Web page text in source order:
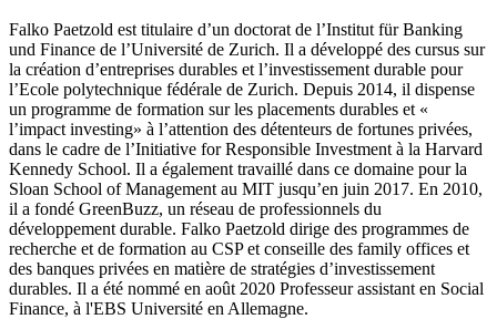
Falko Paetzold est titulaire d’un doctorat de l’Institut für Banking
und Finance de l’Université de Zurich. Il a développé des cursus sur
la création d’entreprises durables et l’investissement durable pour
l’Ecole polytechnique fédérale de Zurich. Depuis 2014, il dispense
un programme de formation sur les placements durables et «
l’impact investing» à l’attention des détenteurs de fortunes privées,
dans le cadre de l’Initiative for Responsible Investment à la Harvard
Kennedy School. Il a également travaillé dans ce domaine pour la
Sloan School of Management au MIT jusqu’en juin 2017. En 2010,
il a fondé GreenBuzz, un réseau de professionnels du
développement durable. Falko Paetzold dirige des programmes de
recherche et de formation au CSP et conseille des family offices et
des banques privées en matière de stratégies d’investissement
durables. Il a été nommé en août 2020 Professeur assistant en Social
Finance, à l'EBS Université en Allemagne.